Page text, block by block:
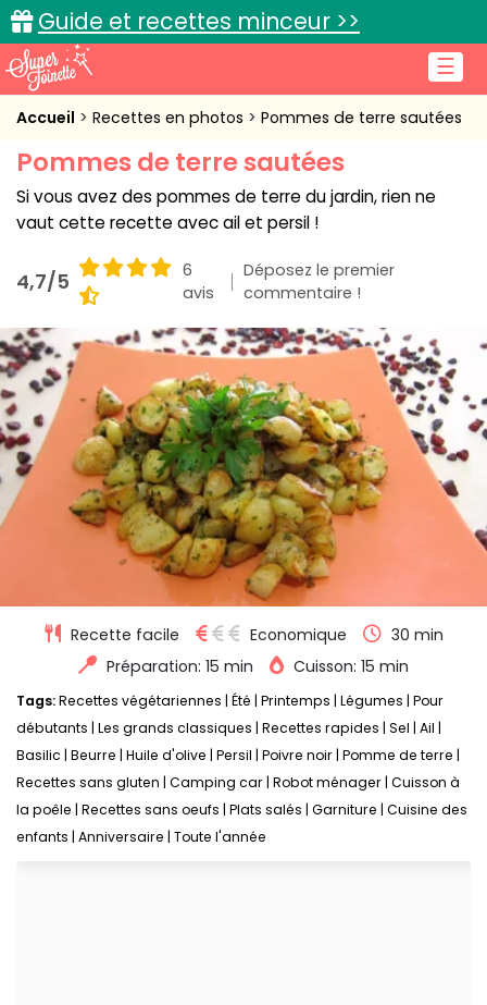
☰
Guide et recettes minceur >>
Accueil
Recettes de cuisine
Cuisine pratique
L'actu cuisine
Connexion
Accueil Recettes en photos Pommes de terre sautées
Pommes de terre sautées
Si vous avez des pommes de terre du jardin, rien ne
vaut cette recette avec ail et persil !
4,7/5
6
avis
Déposez le premier
commentaire !
Recette facile Economique
30 min
Préparation: 15 min
Cuisson: 15 min
Tags:Recettes végétariennes Été Printemps Légumes Pour
débutants Les grands classiques Recettes rapides Sel Ail
Basilic Beurre Huile d'olive Persil Poivre noir Pomme de terre
Recettes sans gluten Camping car Robot ménager Cuisson à
la poêle Recettes sans oeufs Plats salés Garniture Cuisine des
enfants Anniversaire Toute l'année